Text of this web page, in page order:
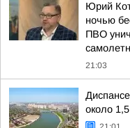
Юрий
ночью
ПВО
21:03
около